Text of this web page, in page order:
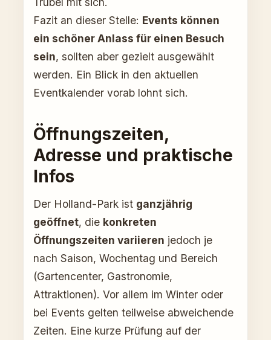
Fazit an dieser Stelle: Events können
ein schöner Anlass für einen Besuch
sein, sollten aber gezielt ausgewählt
werden. Ein Blick in den aktuellen
Eventkalender vorab lohnt sich.
Öffnungszeiten,
Adresse und praktische
Infos
Der Holland-Park ist ganzjährig
geöffnet, die konkreten
Öffnungszeiten variieren jedoch je
nach Saison, Wochentag und Bereich
(Gartencenter, Gastronomie,
Attraktionen). Vor allem im Winter oder
bei Events gelten teilweise abweichende
Zeiten. Eine kurze Prüfung auf der